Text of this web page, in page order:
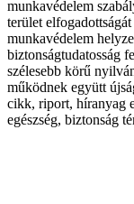
munkavédelem
terület
munkavédelem
biztonságtudatosság
szélesebb körű
működnek együtt
cikk, riport, híranyag
egészség, biztonság